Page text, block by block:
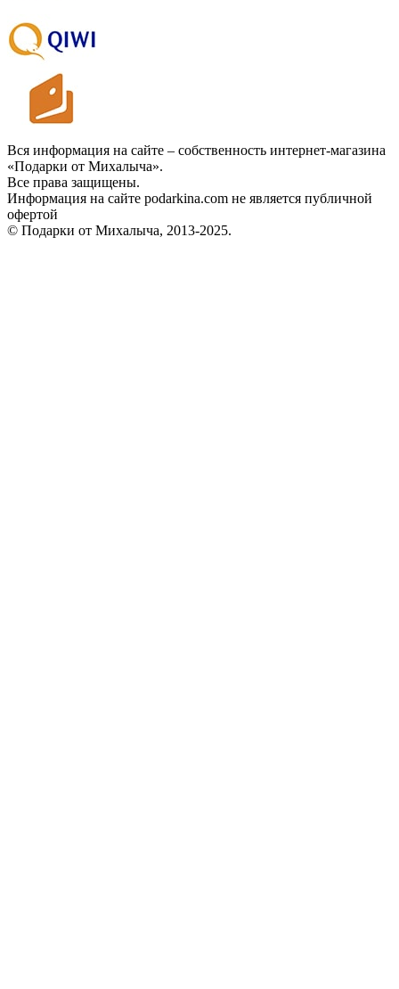
Вся информация на сайте – собственность интернет-магазина
«Подарки от Михалыча».
Все права защищены.
Информация на сайте podarkina.com не является публичной
офертой
© Подарки от Михалыча, 2013-2025.